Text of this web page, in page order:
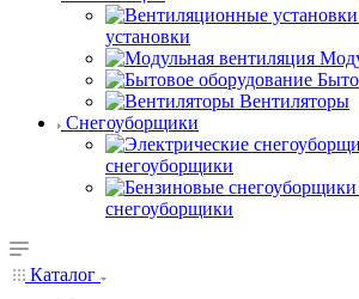
установки
Вентиляторы
Снегоуборщики
снегоуборщики
снегоуборщики
Каталог